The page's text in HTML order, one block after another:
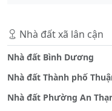
Nhà đất xã lân cận
Nhà đất Bình Dương
Nhà đất Thành phố
Nhà đất Phường An